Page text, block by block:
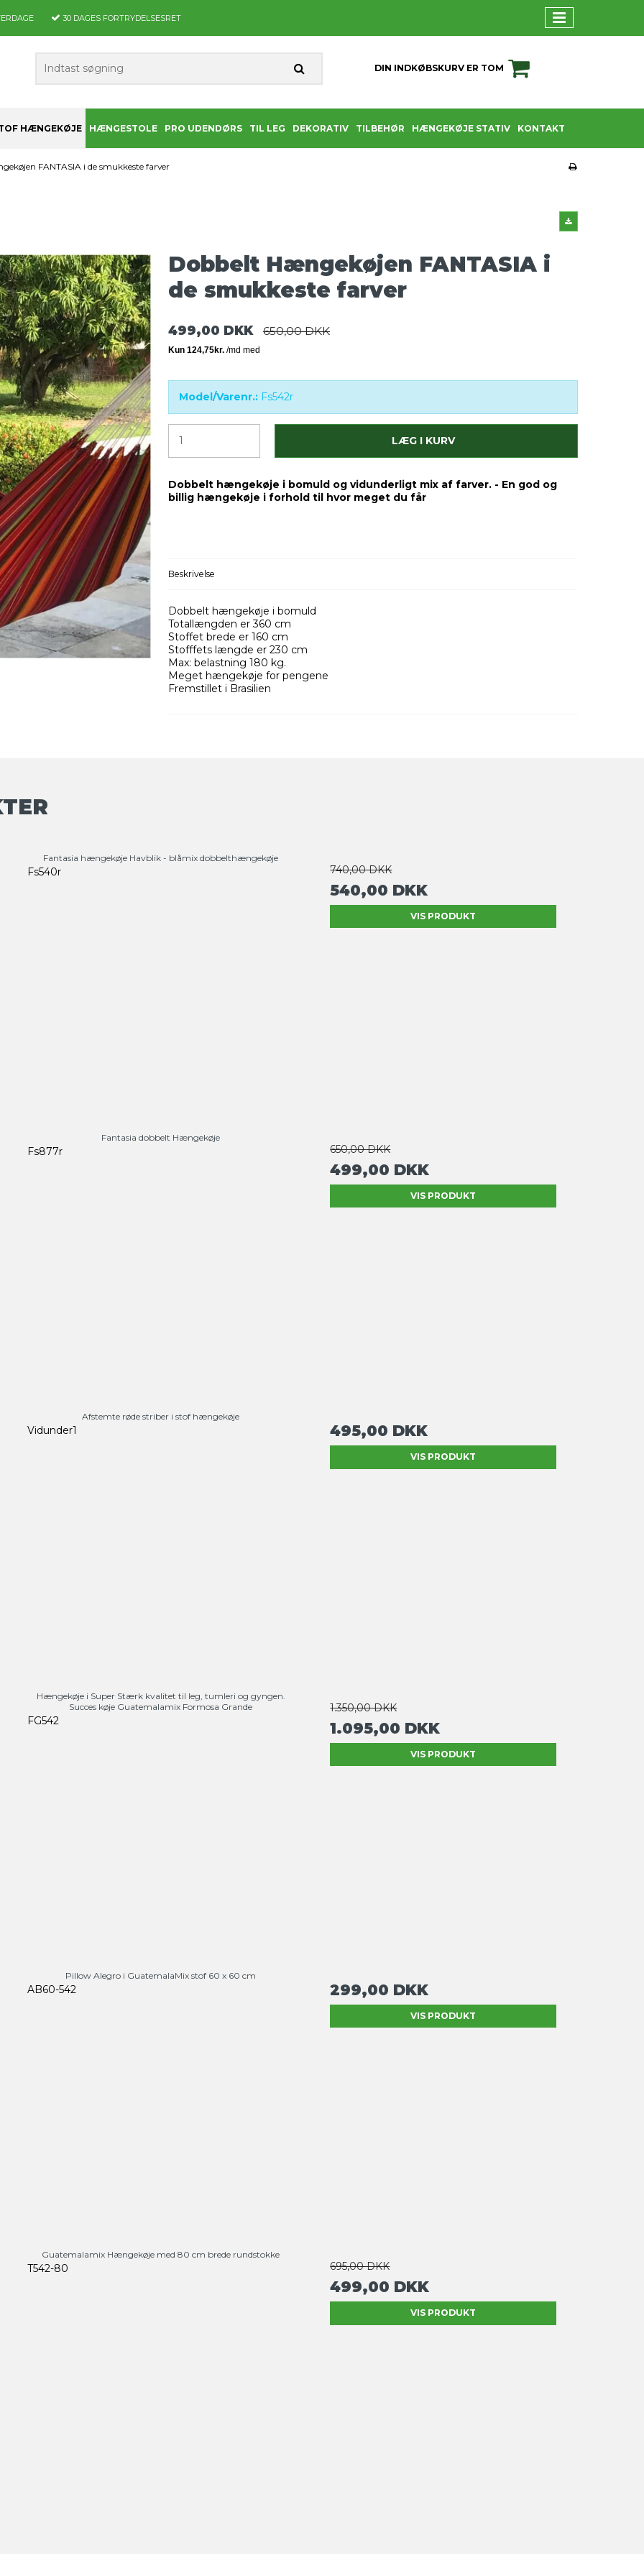
30 DAGES FORTRYDELSESRET
DIN INDKØBSKURV ER TOM
HÆNGEKØJE HÆNGESTOLE PRO UDENDØRS TIL LEG DEKORATIV TILBEHØR HÆNGEKØJE STATIV KONTAKT
FANTASIA i de smukkeste farver
Dobbelt Hængekøjen FANTASIA i
de smukkeste farver
499,00 DKK 650,00 DKK
Model/Varenr.: Fs542r
LÆG I KURV
Dobbelt hængekøje i bomuld og vidunderligt mix af farver. - En god og
billig hængekøje i forhold til hvor meget du får
Beskrivelse
Dobbelt hængekøje i bomuld
Totallængden er 360 cm
Stoffet brede er 160 cm
Stofffets længde er 230 cm
Max: belastning 180 kg.
Meget hængekøje for pengene
Fremstillet i Brasilien
Fantasia hængekøje Havblik - blåmix dobbelthængekøje
Fs540r 740,00 DKK
540,00 DKK
VIS PRODUKT
Fantasia dobbelt Hængekøje
Fs877r 650,00 DKK
499,00 DKK
VIS PRODUKT
Afstemte røde striber i stof hængekøje
Vidunder1 495,00 DKK
VIS PRODUKT
Hængekøje i Super Stærk kvalitet til leg, tumleri og gyngen.
Succes køje Guatemalamix Formosa Grande
FG542
1.350,00 DKK
1.095,00 DKK
VIS PRODUKT
Pillow Alegro i GuatemalaMix stof 60 x 60 cm
AB60-542 299,00 DKK
VIS PRODUKT
Guatemalamix Hængekøje med 80 cm brede rundstokke
T542-80 695,00 DKK
499,00 DKK
VIS PRODUKT